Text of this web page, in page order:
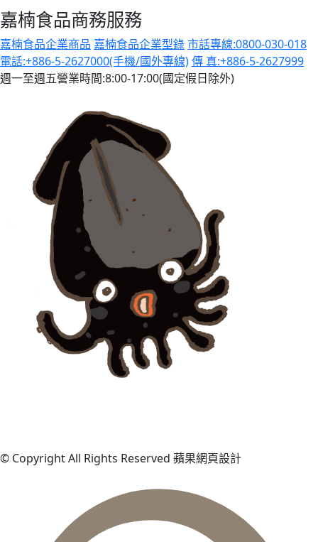
嘉楠食品商務服務
嘉楠食品企業商品 嘉楠食品企業型錄市話專線:0800-030-018
電話:+886-5-2627000(手機/國外專線)傳 真:+886-5-2627999
週一至週五營業時間:8:00-17:00(國定假日除外)
© Copyright All Rights Reserved 蘋果網頁設計